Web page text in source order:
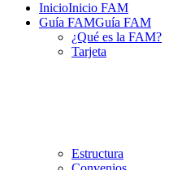
InicioInicio FAM
Guía FAMGuía FAM
¿Qué es la FAM?
Tarjeta
Estructura